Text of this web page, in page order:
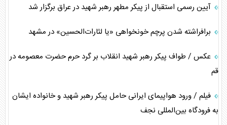
آیین رسمی استقبال از پیکر مطهر رهبر شهید در عراق برگزار شد
برافراشته شدن پرچم خونخواهی «یا لثارات‌الحسین» در مشهد
عکس / طواف پیکر رهبر شهید انقلاب بر گرد حرم حضرت معصومه در
قم
فیلم / ورود هواپیمای ایرانی حامل پیکر رهبر شهید و خانواده ایشان
به فرودگاه بین‌المللی نجف